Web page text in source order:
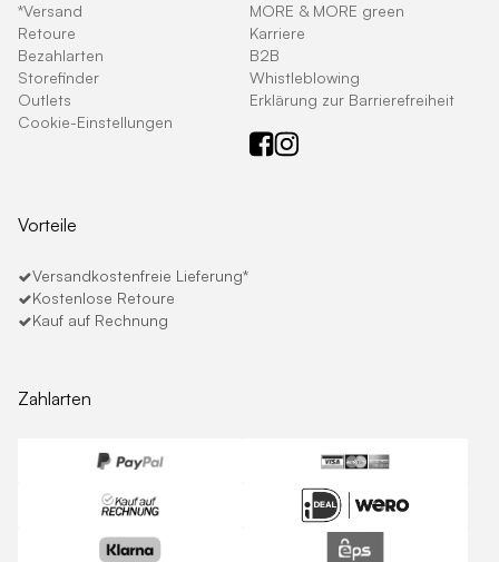
*Versand
Retoure
Bezahlarten
Storefinder
Outlets
Cookie-Einstellungen
MORE & MORE green
Karriere
B2B
Whistleblowing
Erklärung zur Barrierefreiheit
Vorteile
Versandkostenfreie Lieferung*
Kostenlose Retoure
Kauf auf Rechnung
Zahlarten